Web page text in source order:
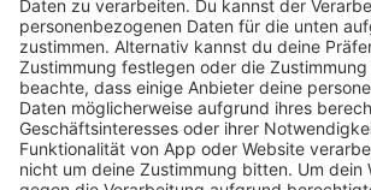
Wes Nelson kommt 2026 erstmals
Deutschlandtour. Der britische
Songwriter verbindet R&B, Pop und
einem modernen, internationalen
landete bereits mehrere Hits.